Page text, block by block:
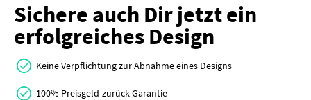
Sichere auch Dir jetzt ein
erfolgreiches Design
Keine Verpflichtung zur Abnahme eines Designs
100% Preisgeld-zurück-Garantie